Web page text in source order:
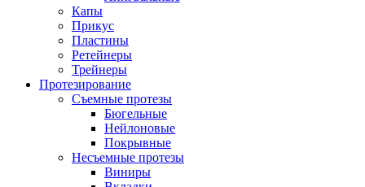
Капы
Прикус
Пластины
Ретейнеры
Трейнеры
Протезирование
Съемные протезы
Бюгельные
Нейлоновые
Покрывные
Несъемные протезы
Виниры